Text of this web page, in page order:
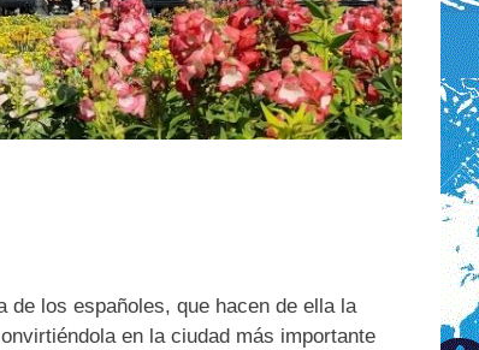
los españoles, que hacen de ella la
en la ciudad más importante